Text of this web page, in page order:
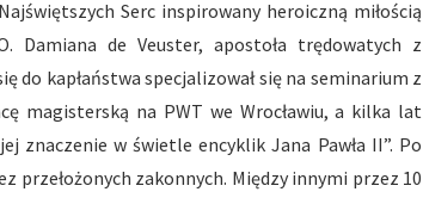
Serc inspirowany heroiczną miłością
Damiana de Veuster, apostoła trędowatych z
do kapłaństwa specjalizował się na seminarium z
magisterską na PWT we Wrocławiu, a kilka lat
znaczenie w świetle encyklik Jana Pawła II”. Po
przełożonych zakonnych. Między innymi przez 10